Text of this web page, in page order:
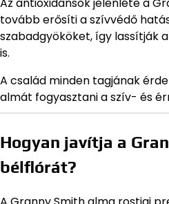
tovább erősíti a szívvédő
szabadgyököket, így lassítják
is.
A család minden tagjának
almát fogyasztani a szív- és
Hogyan javítja a
bélflórát?